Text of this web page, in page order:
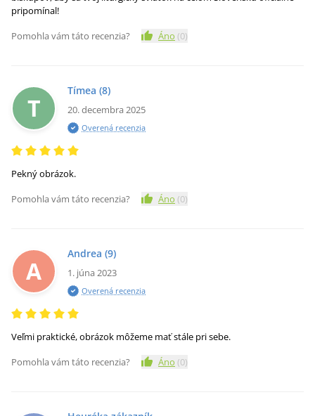
pripomínal!
Pomohla vám táto recenzia?
Áno (0)
T
Tímea (8)
20. decembra 2025
Overená recenzia
Pekný obrázok.
Pomohla vám táto recenzia?
Áno (0)
A
Andrea (9)
1. júna 2023
Overená recenzia
Veľmi praktické, obrázok môžeme mať stále pri sebe.
Pomohla vám táto recenzia?
Áno (0)